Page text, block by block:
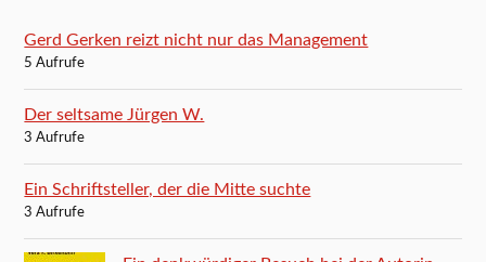
Gerd Gerken reizt nicht nur das Management
5 Aufrufe
Der seltsame Jürgen W.
3 Aufrufe
Ein Schriftsteller, der die Mitte suchte
3 Aufrufe